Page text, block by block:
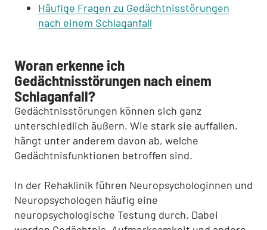
Häufige Fragen zu Gedächtnisstörungen
nach einem Schlaganfall
Woran erkenne ich
Gedächtnisstörungen nach einem
Schlaganfall?
Gedächtnisstörungen können sich ganz
unterschiedlich äußern. Wie stark sie auffallen,
hängt unter anderem davon ab, welche
Gedächtnisfunktionen betroffen sind.
In der Rehaklinik führen Neuropsychologinnen und
Neuropsychologen häufig eine
neuropsychologische Testung durch. Dabei